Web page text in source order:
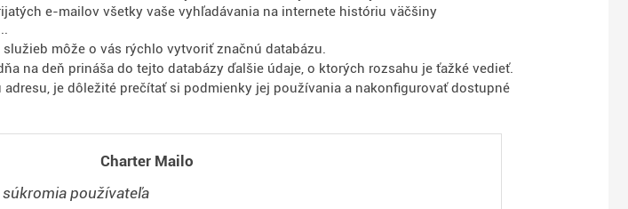
e-mailov všetky vaše vyhľadávania na internete históriu väčšiny
môže o vás rýchlo vytvoriť značnú databázu.
na deň prináša do tejto databázy ďalšie údaje, o ktorých rozsahu je ťažké vedieť.
je dôležité prečítať si podmienky jej používania a nakonfigurovať dostupné
Charter Mailo
používateľa